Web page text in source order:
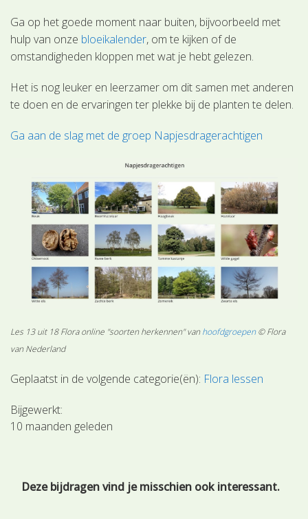
Ga op het goede moment naar buiten, bijvoorbeeld met
hulp van onze bloeikalender, om te kijken of de
omstandigheden kloppen met wat je hebt gelezen.
Het is nog leuker en leerzamer om dit samen met anderen
te doen en de ervaringen ter plekke bij de planten te delen.
Ga aan de slag met de groep Napjesdragerachtigen
Les 13 uit 18 Flora online "soorten herkennen" vanhoofdgroepen© Flora
van Nederland
Geplaatst in de volgende categorie(ën): Flora lessen
Bijgewerkt:
10 maanden geleden
Deze bijdragen vind je misschien ook interessant.